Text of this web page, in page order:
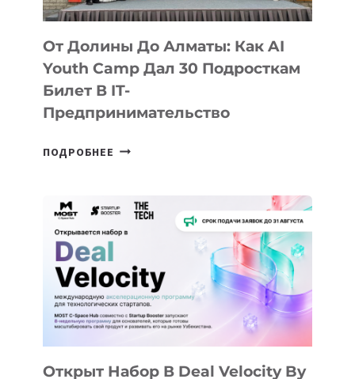
От Долины До Алматы: Как AI
Youth Camp Дал 30 Подросткам
Билет В IT-
Предпринимательство
ПОДРОБНЕЕ ОТ
АЛМАТЫ:
КАК
AI
YOUTH
CAMP
ДАЛ
30
ПОДРОСТКАМ
БИЛЕТ
Открыт Набор В Deal Velocity By